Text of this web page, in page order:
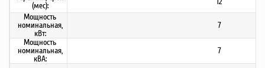
(мес):
Мощность
номинальная,
кВт:
7
Мощность
номинальная,
кВА:
7